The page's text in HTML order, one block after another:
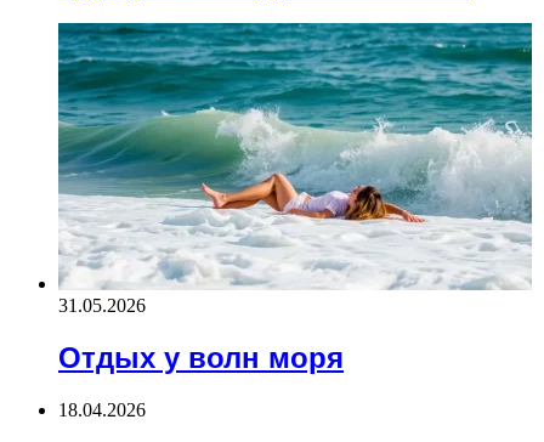
31.05.2026
Отдых у волн моря
18.04.2026